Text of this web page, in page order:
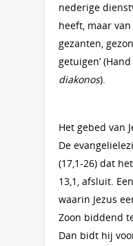
nederige
heeft, maar
gezanten,
getuigen’
diakonos).
Het gebed van
De
(17,1-26) dat
13,1, afsluit.
waarin Jezus
Zoon biddend
Dan bidt hij